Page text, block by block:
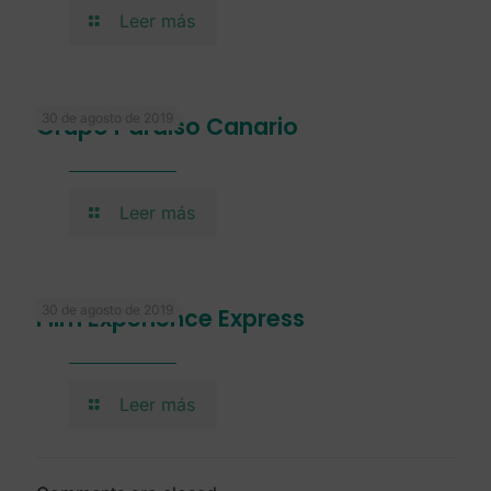
Leer más
30 de agosto de 2019
Grupo Paraiso Canario
Leer más
30 de agosto de 2019
Film Experience Express
Leer más